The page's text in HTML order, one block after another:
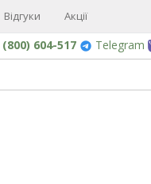
Відгуки Акції
(800) 604-517 Telegram